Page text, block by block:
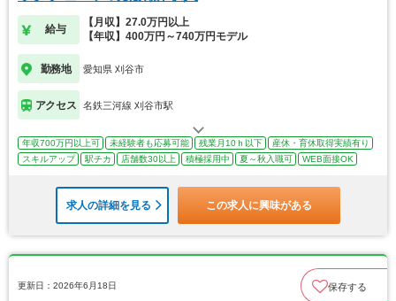
給与
【月収】27.0万円以上
【年収】400万円～740万円モデル
勤務地 愛知県 刈谷市
アクセス 名鉄三河線 刈谷市駅
年収700万円以上可 未経験者も応募可能 残業月10ｈ以下
産休・育休取得実績有り
スキルアップ
駅チカ 店舗数30以上 積極採用中 夏～秋入職可 WEB面接OK
求人の詳細を見る この求人に興味がある
更新日：2026年6月18日 保存する